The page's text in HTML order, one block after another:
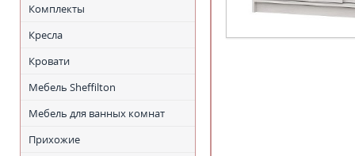
Массив сосны
Экошпон STARK
Экошпон DEFORM
Экошпон PORTAS
ЭКОШПОН СЕРИЯ "F"
ЭКОШПОН СЕРИЯ "L"
Lockit (Локит)
VELA (ВЕЛА)
Нора-M
Комплекты
Кресла
Кровати
Мебель Sheffilton
Мебель для ванных комнат
Прихожие